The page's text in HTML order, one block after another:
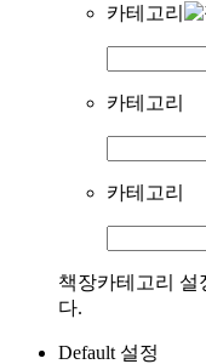
카테고리
카테고리
카테고리
책장카테고리 설
다.
Default 설정